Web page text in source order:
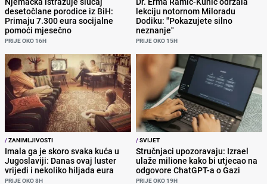
desetočlane porodice iz BiH:
Primaju 7.300 eura socijalne
pomoći mjesečno
PRIJE OKO 16H
lekciju notornom Miloradu
Dodiku: "Pokazujete silno
neznanje"
PRIJE OKO 15H
/ZANIMLJIVOSTI
Imala ga je skoro svaka kuća u
Jugoslaviji: Danas ovaj luster
vrijedi i nekoliko hiljada eura
PRIJE OKO 8H
/SVIJET
Stručnjaci upozoravaju: Izrael
ulaže milione kako bi utjecao na
odgovore ChatGPT-a o Gazi
PRIJE OKO 19H